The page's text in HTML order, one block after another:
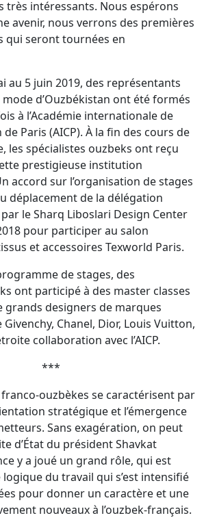
très intéressants. Nous espérons
avenir, nous verrons des premières
qui seront tournées en
au 5 juin 2019, des représentants
mode d’Ouzbékistan ont été formés
à l’Académie internationale de
Paris (AICP). À la fin des cours de
les spécialistes ouzbeks ont reçu
prestigieuse institution
accord sur l’organisation de stages
déplacement de la délégation
le Sharq Liboslari Design Center
pour participer au salon
et accessoires Texworld Paris.
de stages, des
ont participé à des master classes
grands designers de marques
Chanel, Dior, Louis Vuitton,
collaboration avec l’AICP.
***
ouzbèkes se caractérisent par
stratégique et l’émergence
Sans exagération, on peut
d’État du président Shavkat
y a joué un grand rôle, qui est
du travail qui s’est intensifié
pour donner un caractère et une
nouveaux à l’ouzbek-français.